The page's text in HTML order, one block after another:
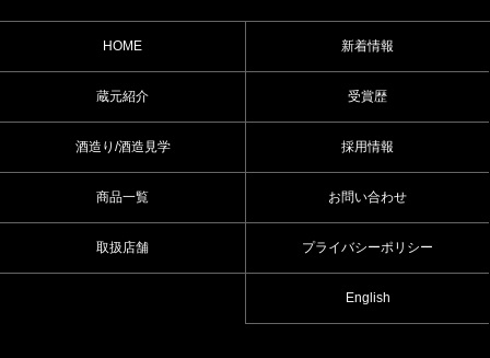
HOME
蔵元紹介
酒造り/酒造見学
商品一覧
取扱店舗
新着情報
受賞歴
採用情報
お問い合わせ
プライバシーポリシー
English